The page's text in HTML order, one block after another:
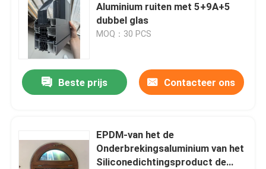
Aluminium ruiten met 5+9A+5
dubbel glas
MOQ：30 PCS
Beste prijs Contacteer ons
EPDM-van het de
Onderbrekingsaluminium van het
Siliconedichtingsproduct de